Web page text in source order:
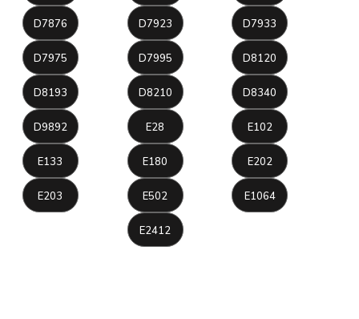
D7876 D7923 D7933
D7975 D7995 D8120
D8193 D8210 D8340
D9892 E28 E102
E133 E180 E202
E203 E502 E1064
E2412